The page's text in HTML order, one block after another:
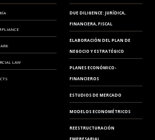
LAW
DUE DILIGENCE: JURÍDICA,
FINANCIERA, FISCAL
ELABORACIÓN DEL PLAN DE
NEGOCIO Y ESTRATÉGICO
PLANES ECONÓMICO-
FINANCIEROS
ESTUDIOS DE MERCADO
MODELOS ECONOMÉTRICOS
REESTRUCTURACIÓN
EMPRESARIAL